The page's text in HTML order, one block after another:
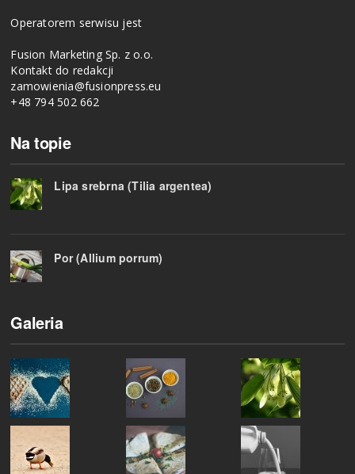
Operatorem serwisu jest
Fusion Marketing Sp. z o.o.
Kontakt do redakcji
zamowienia@fusionpress.eu
+48 794 502 662
Na topie
Lipa srebrna (Tilia argentea)
Por (Allium porrum)
Galeria